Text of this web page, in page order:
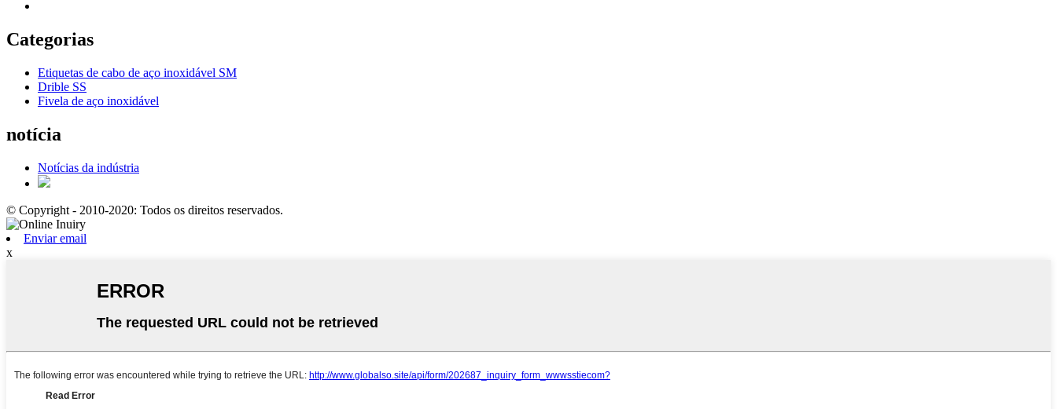
Categorias
Etiquetas de cabo de aço inoxidável SM
Drible SS
Fivela de aço inoxidável
notícia
Notícias da indústria
© Copyright - 2010-2020: Todos os direitos reservados.
Enviar email
x